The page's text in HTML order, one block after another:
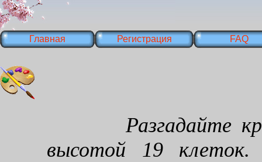
Главная Регистрация FAQ
Разгадайте
высотой 19 клеток.